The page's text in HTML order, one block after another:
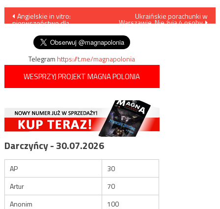
Nawigacja
wpisu
Angielskie in vitro:
pierwszeństwo dla
Ukraińskie porachunki w
Warszawie. Nie żyją 4 osoby
Telegramhttps://t.me/magnapolonia
WESPRZYJ PROJEKT MAGNA POLONIA
Darczyńcy - 30.07.2026
AP
30
Artur
70
Anonim
100